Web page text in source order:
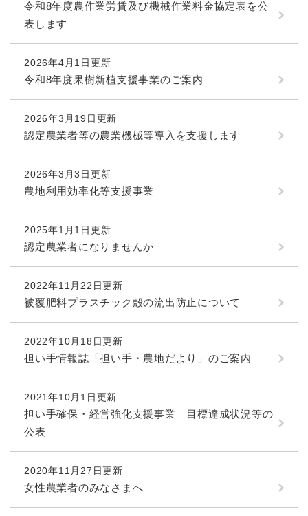
令和8年度農作業労賃及び機械作業料金協定表を公
表します
2026年4月1日更新
令和8年度果樹新植支援事業のご案内
2026年3月19日更新
認定農業者等の農業機械等導入を支援します
2026年3月3日更新
農地利用効率化等支援事業
2025年1月1日更新
認定農業者になりませんか
2022年11月22日更新
被覆肥料プラスチック殻の流出防止について
2022年10月18日更新
担い手情報誌「担い手・農地だより」のご案内
2021年10月1日更新
担い手確保・経営強化支援事業 目標達成状況等の
公表
2020年11月27日更新
女性農業者のみなさまへ